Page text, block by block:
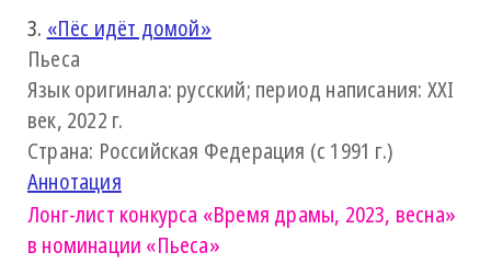
3. «Пёс идёт домой»
Пьеса
Язык оригинала: русский; период написания: XXI
век, 2022 г.
Страна: Российская Федерация (с 1991 г.)
Аннотация
Лонг-лист конкурса «Время драмы, 2023, весна»
в номинации «Пьеса»